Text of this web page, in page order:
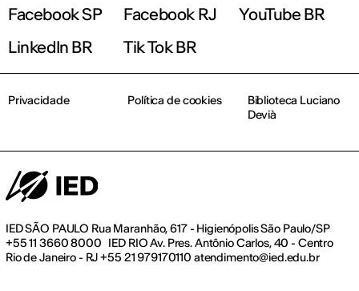
Facebook SP
Facebook RJ
YouTube BR
LinkedIn BR
Tik Tok BR
IED SÃO PAULO Rua Maranhão, 617 - Higienópolis São Paulo/SP
+55 11 3660 8000 IED RIO Av. Pres. Antônio Carlos, 40 - Centro
Rio de Janeiro - RJ +55 21 979170110 atendimento@ied.edu.br
Privacidade Política de cookies
Biblioteca Luciano
Devià